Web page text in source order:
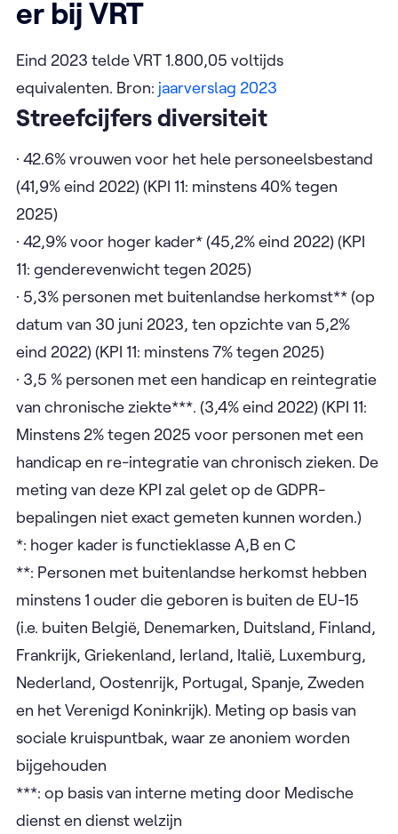
er bij VRT
Eind 2023 telde VRT 1.800,05 voltijds
equivalenten. Bron: jaarverslag 2023
Streefcijfers diversiteit
· 42.6% vrouwen voor het hele personeelsbestand
(41,9% eind 2022) (KPI 11: minstens 40% tegen
2025)
· 42,9% voor hoger kader* (45,2% eind 2022) (KPI
11: genderevenwicht tegen 2025)
· 5,3% personen met buitenlandse herkomst** (op
datum van 30 juni 2023, ten opzichte van 5,2%
eind 2022) (KPI 11: minstens 7% tegen 2025)
· 3,5 % personen met een handicap en reintegratie
van chronische ziekte***. (3,4% eind 2022) (KPI 11:
Minstens 2% tegen 2025 voor personen met een
handicap en re-integratie van chronisch zieken. De
meting van deze KPI zal gelet op de GDPR-
bepalingen niet exact gemeten kunnen worden.)
*: hoger kader is functieklasse A,B en C
**: Personen met buitenlandse herkomst hebben
minstens 1 ouder die geboren is buiten de EU-15
(i.e. buiten België, Denemarken, Duitsland, Finland,
Frankrijk, Griekenland, Ierland, Italië, Luxemburg,
Nederland, Oostenrijk, Portugal, Spanje, Zweden
en het Verenigd Koninkrijk). Meting op basis van
sociale kruispuntbak, waar ze anoniem worden
bijgehouden
***: op basis van interne meting door Medische
dienst en dienst welzijn